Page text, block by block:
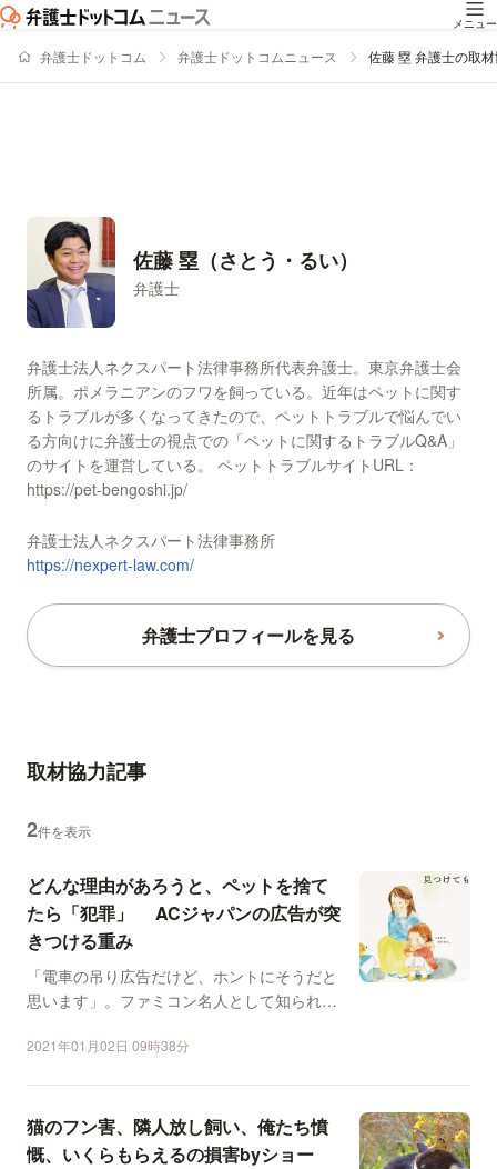
メニュー
弁護士ドットコム 弁護士ドットコムニュース 佐藤 塁 弁護士の取
佐藤 塁（さとう・るい）
弁護士
弁護士法人ネクスパート法律事務所代表弁護士。東京弁護士会
所属。ポメラニアンのフワを飼っている。近年はペットに関す
るトラブルが多くなってきたので、ペットトラブルで悩んでい
る方向けに弁護士の視点での「ペットに関するトラブルQ&A」
のサイトを運営している。 ペットトラブルサイトURL：
https://pet-bengoshi.jp/
弁護士法人ネクスパート法律事務所
https://nexpert-law.com/
弁護士プロフィールを見る
取材協力記事
2件を表示
どんな理由があろうと、ペットを捨て
たら「犯罪」 ACジャパンの広告が突
きつける重み
「電車の吊り広告だけど、ホントにそうだと
思います」。ファミコン名人として知られる
2021年01月02日 09時38分
猫のフン害、隣人放し飼い、俺たち憤
慨、いくらもらえるの損害byショー